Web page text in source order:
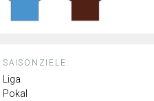
SAISONZIELE:
Liga
Pokal